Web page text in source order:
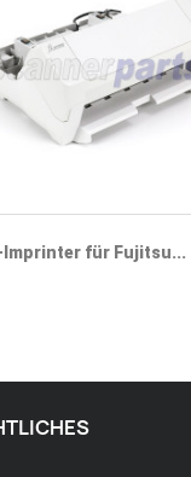
Vorschau
Imprinter für Fujitsu...